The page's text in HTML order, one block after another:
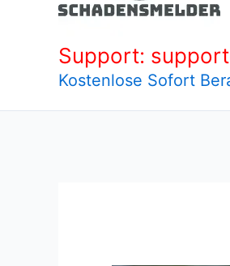
Support:
Kostenlose Sofort